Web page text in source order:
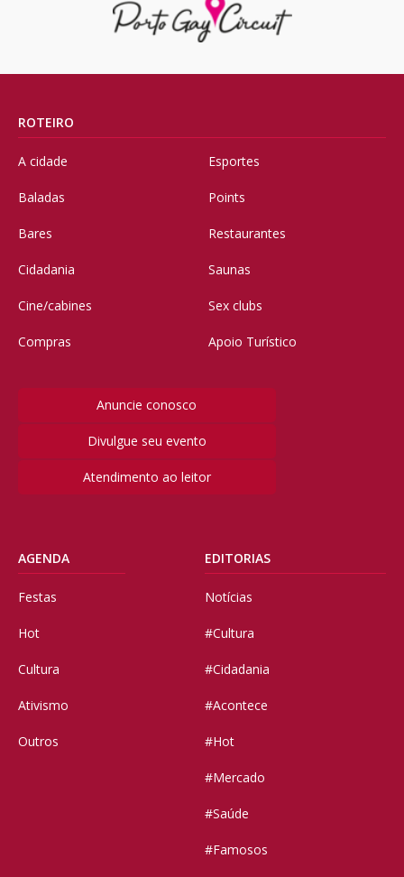
ROTEIRO
A cidade
Baladas
Bares
Cidadania
Cine/cabines
Compras
Esportes
Points
Restaurantes
Saunas
Sex clubs
Apoio Turístico
Anuncie conosco
Divulgue seu evento
Atendimento ao leitor
AGENDA
Festas
Hot
Cultura
Ativismo
Outros
EDITORIAS
Notícias
#Cultura
#Cidadania
#Acontece
#Hot
#Mercado
#Saúde
#Famosos